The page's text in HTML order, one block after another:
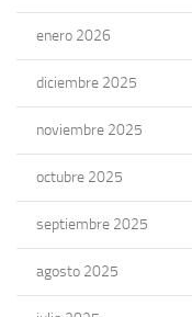
enero 2026
diciembre 2025
noviembre 2025
octubre 2025
septiembre 2025
agosto 2025